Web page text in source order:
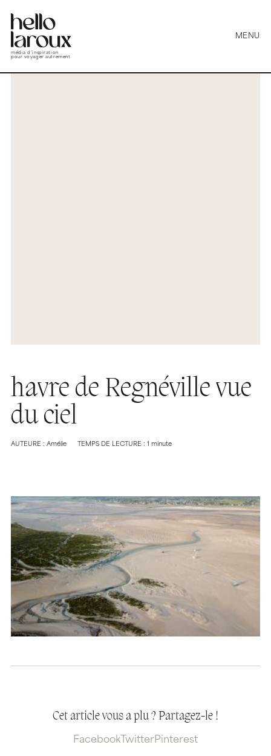
média d’inspiration
pour voyager autrement
MENU
havre de Regnéville vue
du ciel
AUTEURE : Amélie TEMPS DE LECTURE : 1 minute
Cet article vous a plu ? Partagez-le !
Facebook TwitterPinterest